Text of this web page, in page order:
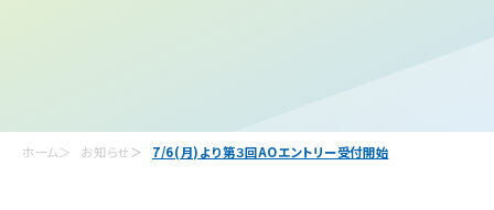
ホーム お知らせ 7/6(月)より第３回AOエントリー受付開始